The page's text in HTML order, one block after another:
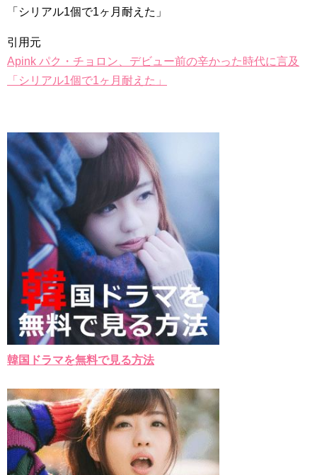
「シリアル1個で1ヶ月耐えた」
引用元
Apink パク・チョロン、デビュー前の辛かった時代に言及
「シリアル1個で1ヶ月耐えた」
韓国ドラマを無料で見る方法